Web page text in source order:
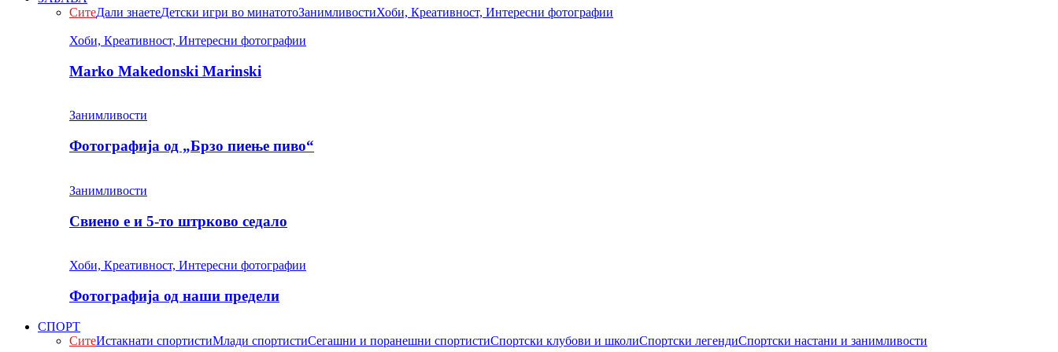
СитеДали знаетеДетски игри во минатотоЗанимливостиХоби, Креативност, Интересни фотографии
Хоби, Креативност, Интересни фотографии
Marko Makedonski Marinski
Занимливости
Фотографија од „Брзо пиење пиво“
Занимливости
Свиено е и 5-то штрково седало
Хоби, Креативност, Интересни фотографии
Фотографија од наши предели
СПОРТ
СитеИстакнати спортистиМлади спортистиСегашни и поранешни спортистиСпортски клубови и школиСпортски легендиСпортски настани и занимливости